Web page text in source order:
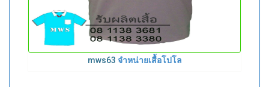
mws63 จำหน่ายเสื้อโปโล